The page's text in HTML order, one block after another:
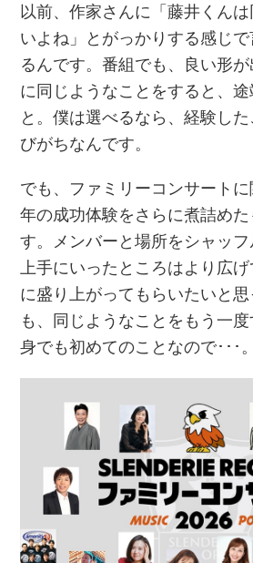
以前、作家さんに「藤井くん
いよね」とがっかりする感じ
るんです。番組でも、良い形
に同じようなことをすると、
と。僕は選べるなら、経験し
びがちなんです。
でも、ファミリーコンサート
年の成功体験をさらに煮詰め
す。メンバーと場所をシャッ
上手にいったところはより広
に盛り上がってもらいたいと
も、同じようなことをもう一
身でも初めてのことなので･･･。